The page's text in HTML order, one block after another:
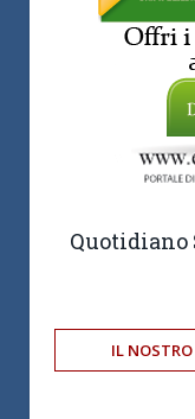
Quotidiano
IL